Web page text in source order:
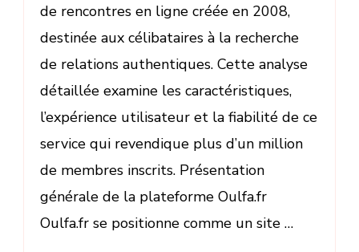
de rencontres en ligne créée en 2008,
destinée aux célibataires à la recherche
de relations authentiques. Cette analyse
détaillée examine les caractéristiques,
l’expérience utilisateur et la fiabilité de ce
service qui revendique plus d’un million
de membres inscrits. Présentation
générale de la plateforme Oulfa.fr
Oulfa.fr se positionne comme un site …